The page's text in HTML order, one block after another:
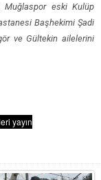
Muğlaspor eski Kulüp
Başhekimi Şadi
ve Gültekin ailelerini